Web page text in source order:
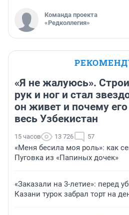
Команда проекта
«Редколлегия»
«Я не жалуюсь».
рук и ног и стал
он живет и почему
весь Узбекистан
15 часов 13 726 57
«Меня бесила моя роль»: как
Пуговка из «Папиных дочек»
«Заказали на 3-летие»: перед
Казани турок забрал торт на